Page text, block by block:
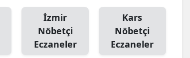
İzmir
Nöbetçi
Eczaneler
Kars
Nöbetçi
Eczaneler